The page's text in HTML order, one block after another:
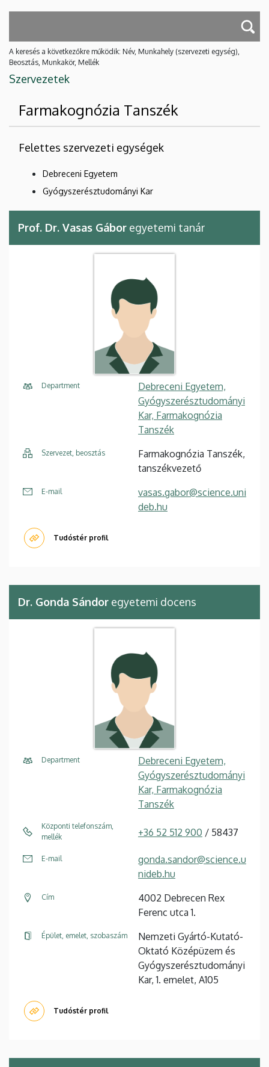
A keresés a következőkre működik: Név, Munkahely (szervezeti egység),
Beosztás, Munkakör, Mellék
Szervezetek
Farmakognózia Tanszék
Felettes szervezeti egységek
Debreceni Egyetem
Gyógyszerésztudományi Kar
Prof. Dr. Vasas Gábor egyetemi tanár
Department
Debreceni Egyetem,
Gyógyszerésztudományi
Kar, Farmakognózia
Tanszék
Szervezet, beosztás
Farmakognózia Tanszék,
tanszékvezető
E-mail
vasas.gabor@science.uni
deb.hu
Tudóstér profil
Dr. Gonda Sándor egyetemi docens
Department
Debreceni Egyetem,
Gyógyszerésztudományi
Kar, Farmakognózia
Tanszék
Központi telefonszám,
mellék
+36 52 512 900 / 58437
E-mail
gonda.sandor@science.u
nideb.hu
Cím
4002 Debrecen Rex
Ferenc utca 1.
Épület, emelet, szobaszám
Nemzeti Gyártó-Kutató-
Oktató Középüzem és
Gyógyszerésztudományi
Kar, 1. emelet, A105
Tudóstér profil